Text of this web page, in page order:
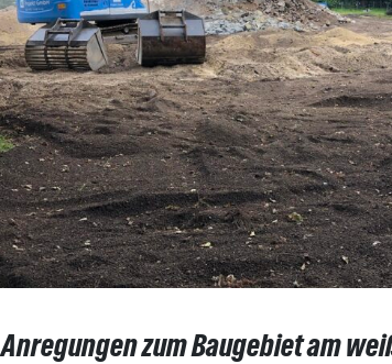
Anregungen zum Baugebiet am